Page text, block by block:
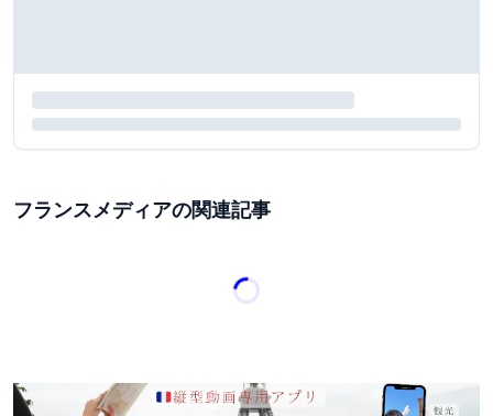
フランスメディアの関連記事